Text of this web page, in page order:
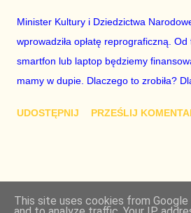
Minister Kultury i Dziedzictwa
wprowadziła opłatę reprograficzną.
smartfon lub laptop będziemy
mamy w dupie. Dlaczego to zrobiła?
Marta Cienkowska
UDOSTĘPNIJ PRZEŚLIJ
This site uses cookies from